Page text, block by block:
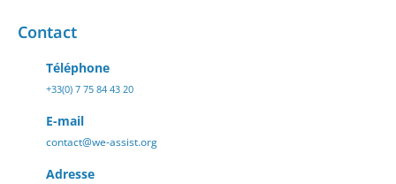
Contact
Téléphone
+33(0) 7 75 84 43 20
E-mail
contact@we-assist.org
Adresse